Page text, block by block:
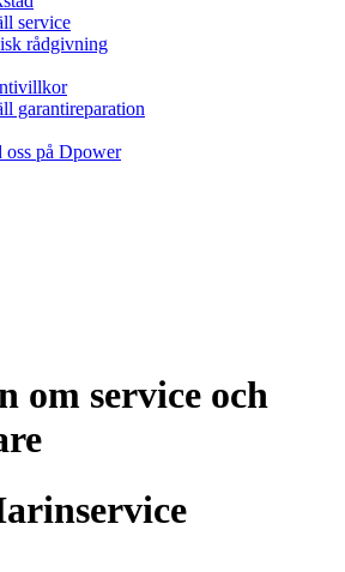
service
rådgivning
garantireparation
oss på Dpower
om service och